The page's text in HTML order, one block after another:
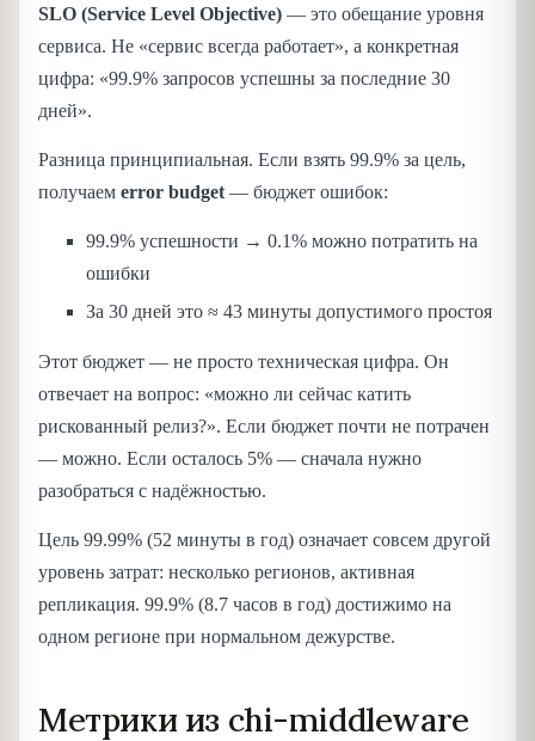
SLO (Service Level Objective) — это обещание уровня
сервиса. Не «сервис всегда работает», а конкретная
цифра: «99.9% запросов успешны за последние 30
дней».
Разница принципиальная. Если взять 99.9% за цель,
получаем error budget — бюджет ошибок:
99.9% успешности → 0.1% можно потратить на
ошибки
За 30 дней это ≈ 43 минуты допустимого простоя
Этот бюджет — не просто техническая цифра. Он
отвечает на вопрос: «можно ли сейчас катить
рискованный релиз?». Если бюджет почти не потрачен
— можно. Если осталось 5% — сначала нужно
разобраться с надёжностью.
Цель 99.99% (52 минуты в год) означает совсем другой
уровень затрат: несколько регионов, активная
репликация. 99.9% (8.7 часов в год) достижимо на
одном регионе при нормальном дежурстве.
Метрики из chi-middleware